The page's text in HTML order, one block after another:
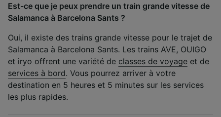
Est-ce que je peux prendre un train grande vitesse de
Salamanca à Barcelona Sants ?
Oui, il existe des trains grande vitesse pour le trajet de
Salamanca à Barcelona Sants. Les trains AVE, OUIGO
et iryo offrent une variété de classes de voyage et de
services à bord. Vous pourrez arriver à votre
destination en 5 heures et 5 minutes sur les services
les plus rapides.